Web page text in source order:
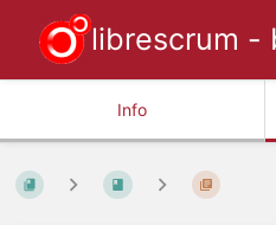
librescrum -
Info